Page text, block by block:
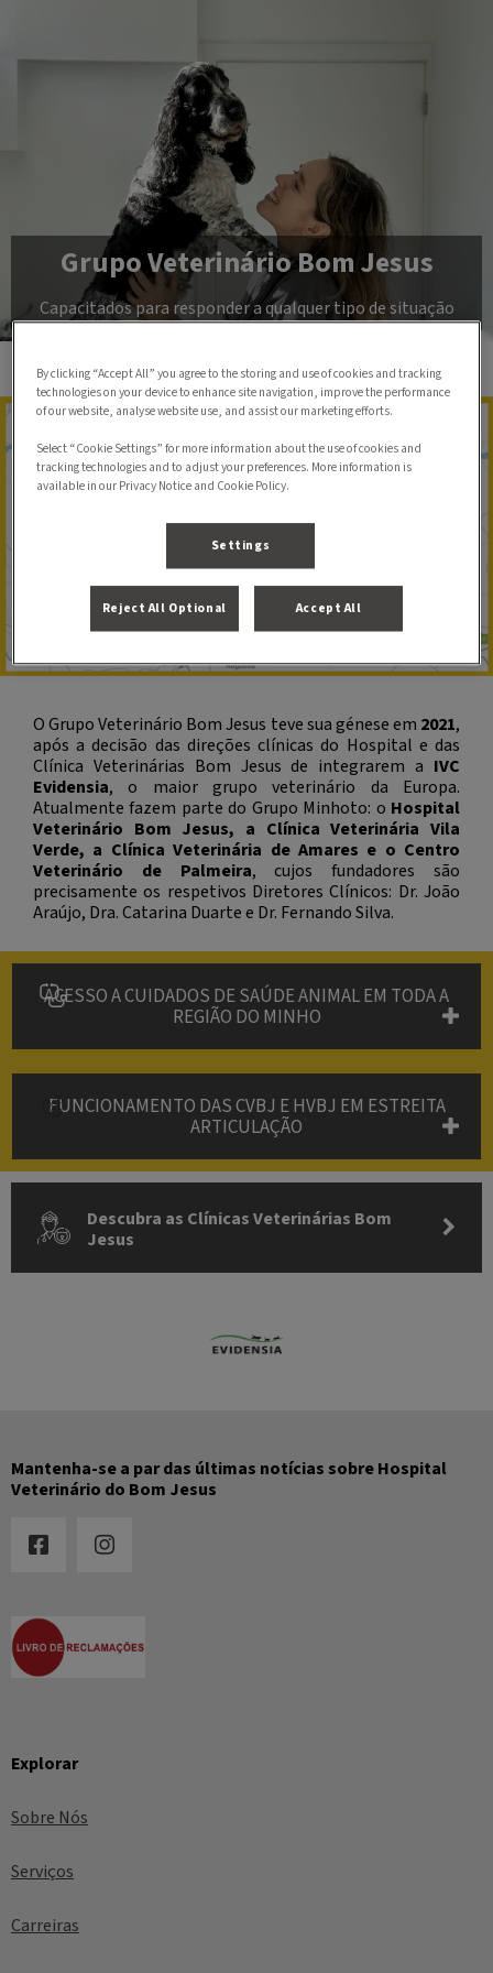
Grupo Veterinário Bom Jesus
Capacitados para responder a qualquer tipo de situação
O Grupo Veterinário Bom Jesus teve sua génese em 2021,
após a decisão das direções clínicas do Hospital e das
Clínica Veterinárias Bom Jesus de integrarem a IVC
Evidensia, o maior grupo veterinário da Europa.
Atualmente fazem parte do Grupo Minhoto: o Hospital
Veterinário Bom Jesus, a Clínica Veterinária Vila
Verde, a Clínica Veterinária de Amares e o Centro
Veterinário de Palmeira, cujos fundadores são
precisamente os respetivos Diretores Clínicos: Dr. João
Araújo, Dra. Catarina Duarte e Dr. Fernando Silva.
ACESSO A CUIDADOS DE SAÚDE ANIMAL EM TODA A
REGIÃO DO MINHO
FUNCIONAMENTO DAS CVBJ E HVBJ EM ESTREITA
ARTICULAÇÃO
Descubra as Clínicas Veterinárias Bom
Jesus
Explorar
Sobre Nós
Serviços
Carreiras
Mantenha-se a par das últimas notícias sobre Hospital
Veterinário do Bom Jesus
By clicking “Accept All” you agree to the storing and use of cookies and tracking
technologies on your device to enhance site navigation, improve the performance
of our website, analyse website use, and assist our marketing efforts.
Select “Cookie Settings” for more information about the use of cookies and
tracking technologies and to adjust your preferences. More information is
available in our Privacy Notice and Cookie Policy.
Settings
Reject All Optional Accept All